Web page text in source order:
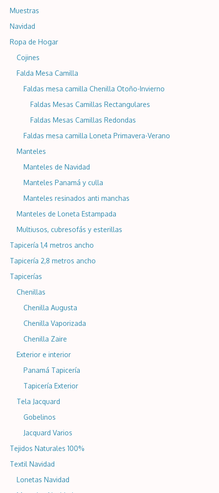
Muestras
Navidad
Ropa de Hogar
Cojines
Falda Mesa Camilla
Faldas mesa camilla Chenilla Otoño-Invierno
Faldas Mesas Camillas Rectangulares
Faldas Mesas Camillas Redondas
Faldas mesa camilla Loneta Primavera-Verano
Manteles
Manteles de Navidad
Manteles Panamá y culla
Manteles resinados anti manchas
Manteles de Loneta Estampada
Multiusos, cubresofás y esterillas
Tapicería 1,4 metros ancho
Tapicería 2,8 metros ancho
Tapicerías
Chenillas
Chenilla Augusta
Chenilla Vaporizada
Chenilla Zaire
Exterior e interior
Panamá Tapicería
Tapicería Exterior
Tela Jacquard
Gobelinos
Jacquard Varios
Tejidos Naturales 100%
Textil Navidad
Lonetas Navidad